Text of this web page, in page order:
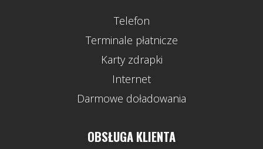
Telefon
Terminale płatnicze
Karty zdrapki
Internet
Darmowe doładowania
OBSŁUGA KLIENTA